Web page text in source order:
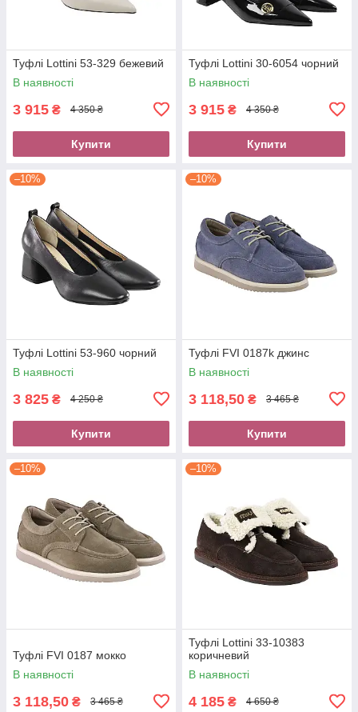
Туфлі Lottini 53-329 бежевий
В наявності
3 915 ₴ 4 350 ₴
Купити
Туфлі Lottini 30-6054 чорний
В наявності
3 915 ₴ 4 350 ₴
Купити
–10%
Туфлі Lottini 53-960 чорний
В наявності
3 825 ₴ 4 250 ₴
Купити
–10%
Туфлі FVI 0187k джинс
В наявності
3 118,50 ₴ 3 465 ₴
Купити
–10%
Туфлі FVI 0187 мокко
В наявності
3 118,50 ₴ 3 465 ₴
–10%
Туфлі Lottini 33-10383
коричневий
В наявності
4 185 ₴ 4 650 ₴